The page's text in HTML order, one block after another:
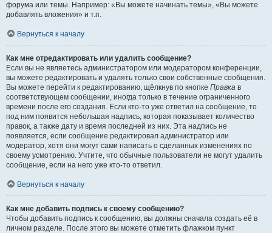
форума или темы. Например: «Вы можете начинать темы», «Вы можете
добавлять вложения» и т.п.
Вернуться к началу
Как мне отредактировать или удалить сообщение?
Если вы не являетесь администратором или модератором конференции,
вы можете редактировать и удалять только свои собственные сообщения.
Вы можете перейти к редактированию, щёлкнув по кнопке Правка в
соответствующем сообщении, иногда только в течение ограниченного
времени после его создания. Если кто-то уже ответил на сообщение, то
под ним появится небольшая надпись, которая показывает количество
правок, а также дату и время последней из них. Эта надпись не
появляется, если сообщение редактировал администратор или
модератор, хотя они могут сами написать о сделанных изменениях по
своему усмотрению. Учтите, что обычные пользователи не могут удалить
сообщение, если на него уже кто-то ответил.
Вернуться к началу
Как мне добавить подпись к своему сообщению?
Чтобы добавить подпись к сообщению, вы должны сначала создать её в
личном разделе. После этого вы можете отметить флажком пункт